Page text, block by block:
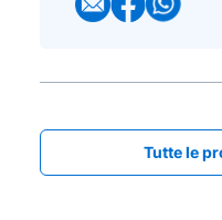
Tutte le